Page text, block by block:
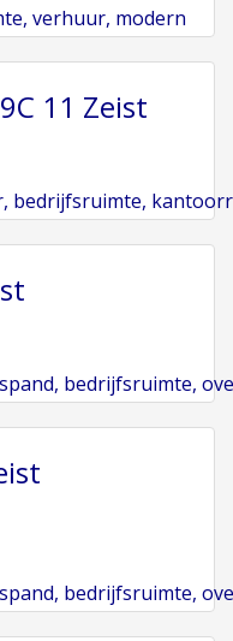
, verhuur, modern
11 Zeist
, bedrijfsruimte,
, bedrijfsruimte,
, bedrijfsruimte,